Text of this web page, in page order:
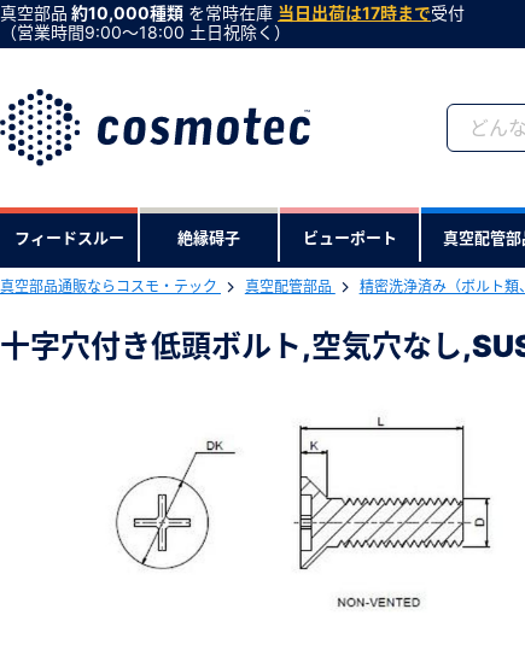
真空部品 約10,000種類 を常時在庫 当日出荷は17時まで受付
（営業時間9:00〜18:00 土日祝除く）
フィードスルー 絶縁碍子 ビューポート 真空配管部
真空部品通販ならコスモ・テック 真空配管部品 精密洗浄済み（ボルト類
十字穴付き低頭ボルト,空気穴なし
下記製品のRoHS2適合報告書の
会社・学校・研究機関名
会員登録がお済み
会員登録をすれば、便利な機能が